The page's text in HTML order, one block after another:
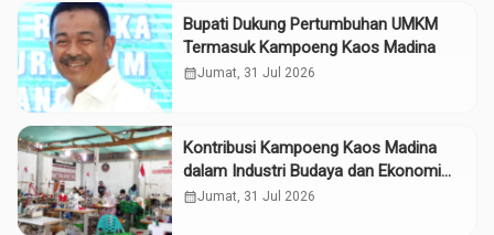
Bupati Dukung Pertumbuhan UMKM
Termasuk Kampoeng Kaos Madina
calendar_monthJumat, 31 Jul 2026
Kontribusi Kampoeng Kaos Madina
dalam Industri Budaya dan Ekonomi
Daerah
calendar_monthJumat, 31 Jul 2026